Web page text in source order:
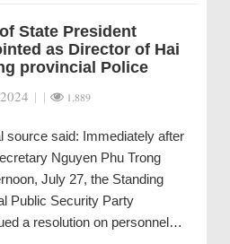
State President
as Director of Hai
provincial Police
| | 1.889
source said: Immediately after
Nguyen Phu Trong
July 27, the Standing
Public Security Party
a resolution on personnel…